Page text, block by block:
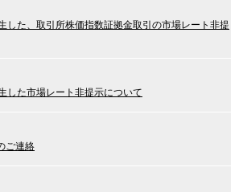
した、取引所株価指数証拠金取引の市場レート非提
した市場レート非提示について
ご連絡